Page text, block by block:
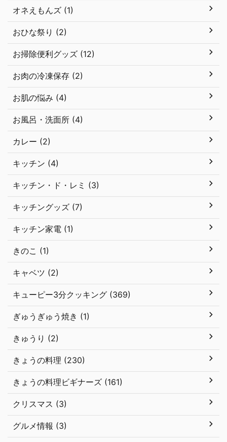
オネえもんズ (1)
おひな祭り (2)
お掃除便利グッズ (12)
お肉の冷凍保存 (2)
お肌の悩み (4)
お風呂・洗面所 (4)
カレー (2)
キッチン (4)
キッチン・ド・レミ (3)
キッチングッズ (7)
キッチン家電 (1)
きのこ (1)
キャベツ (2)
キューピー3分クッキング (369)
ぎゅうぎゅう焼き (1)
きゅうり (2)
きょうの料理 (230)
きょうの料理ビギナーズ (161)
クリスマス (3)
グルメ情報 (3)